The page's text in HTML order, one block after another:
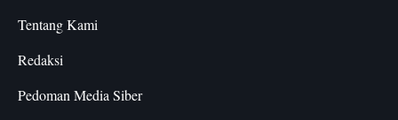
Tentang Kami
Redaksi
Pedoman Media Siber